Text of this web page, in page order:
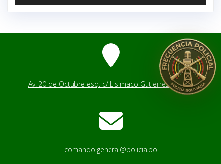
Av. 20 de Octubre esq. c/ Lisimaco Gutierrez # 2541
comando.general@policia.bo